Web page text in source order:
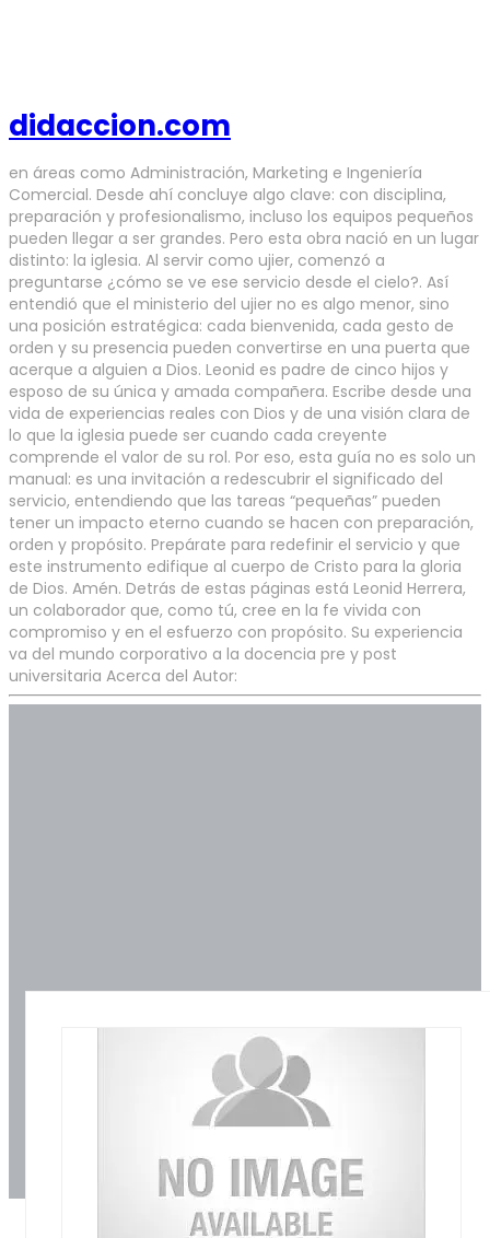
didaccion.com
en áreas como Administración, Marketing e Ingeniería
Comercial. Desde ahí concluye algo clave: con disciplina,
preparación y profesionalismo, incluso los equipos pequeños
pueden llegar a ser grandes. Pero esta obra nació en un lugar
distinto: la iglesia. Al servir como ujier, comenzó a
preguntarse ¿cómo se ve ese servicio desde el cielo?. Así
entendió que el ministerio del ujier no es algo menor, sino
una posición estratégica: cada bienvenida, cada gesto de
orden y su presencia pueden convertirse en una puerta que
acerque a alguien a Dios. Leonid es padre de cinco hijos y
esposo de su única y amada compañera. Escribe desde una
vida de experiencias reales con Dios y de una visión clara de
lo que la iglesia puede ser cuando cada creyente
comprende el valor de su rol. Por eso, esta guía no es solo un
manual: es una invitación a redescubrir el significado del
servicio, entendiendo que las tareas “pequeñas” pueden
tener un impacto eterno cuando se hacen con preparación,
orden y propósito. Prepárate para redefinir el servicio y que
este instrumento edifique al cuerpo de Cristo para la gloria
de Dios. Amén. Detrás de estas páginas está Leonid Herrera,
un colaborador que, como tú, cree en la fe vivida con
compromiso y en el esfuerzo con propósito. Su experiencia
va del mundo corporativo a la docencia pre y post
universitaria Acerca del Autor: